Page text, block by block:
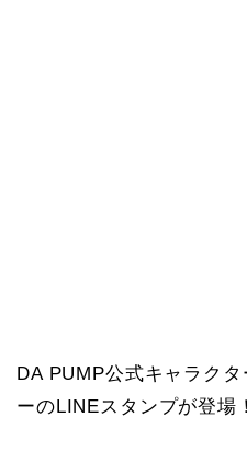
DA PUMP公式キャラク
ーのLINEスタンプが登場！